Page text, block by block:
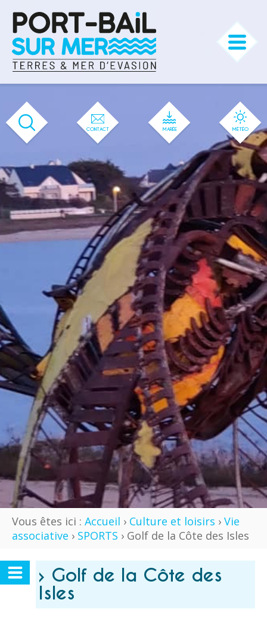
CONTACT MARÉE MÉTÉO
Vous êtes ici : Accueil › Culture et loisirs › Vie
associative › SPORTS › Golf de la Côte des Isles
› Golf de la Côte des
Isles